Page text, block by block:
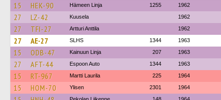
15 HEK-90 Hämeen Linja 1255 1962
27 LZ-42 Kuusela 1962
27 TFI-27 Artturi Anttila 1962
27 AE-27 SLHS 1344 1963
15 ODB-47 Kainuun Linja 207 1963
27 AFT-44 Espoon Auto 1344 1963
15 RT-967 Martti Laurila 225 1964
15 HOM-70 Ylisen 2301 1964